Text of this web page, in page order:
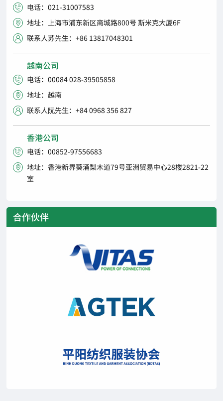
 电话：021-31007583
 地址：上海市浦东新区商城路800号 斯米克大厦6F
 联系人苏先生：+86 13817048301
越南公司
 电话：00084 028-39505858
 地址：越南
 联系人阮先生：+84 0968 356 827
香港公司
 电话：00852-97556683

地址：香港新界葵涌梨木道79号亚洲贸易中心28楼2821-22
室
合作伙伴